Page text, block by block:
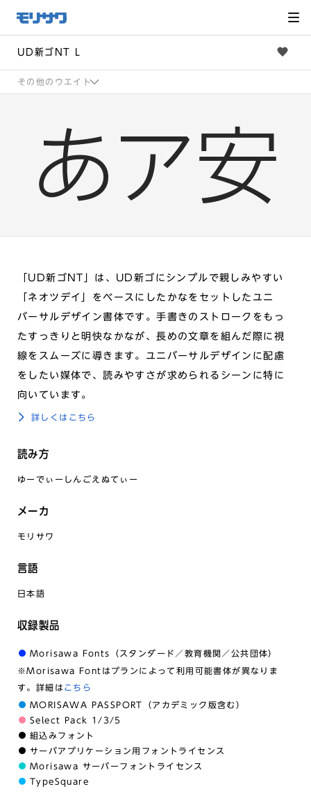
メ
ニュー
飛ばし
へ移動
UD新ゴNT L
その他のウエイト
「UD新ゴNT」は、UD新ゴにシンプルで親しみやすい
「ネオツデイ」をベースにしたかなをセットしたユニ
バーサルデザイン書体です。手書きのストロークをもっ
たすっきりと明快なかなが、長めの文章を組んだ際に視
線をスムーズに導きます。ユニバーサルデザインに配慮
をしたい媒体で、読みやすさが求められるシーンに特に
向いています。
詳しくはこちら
読み方
ゆーでぃーしんごえぬてぃー
メーカ
モリサワ
言語
日本語
収録製品
Morisawa Fonts（スタンダード／教育機関／公共団体）
※Morisawa Fontはプランによって利用可能書体が異なりま
す。詳細は こちら
MORISAWA PASSPORT（アカデミック版含む）
Select Pack 1/3/5
組込みフォント
サーバアプリケーション用フォントライセンス
Morisawa サーバーフォントライセンス
TypeSquare